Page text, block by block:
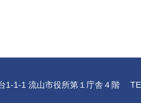
1-1-1 流山市役所第１庁舎４階